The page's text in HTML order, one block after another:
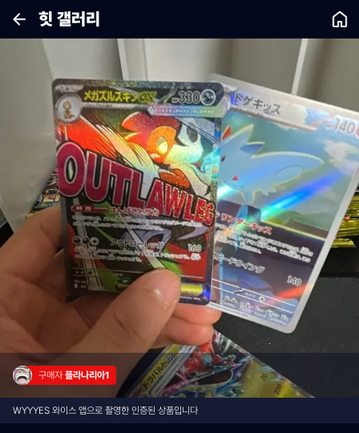
힛 갤러리
구매자 플라나리아1
WYYYES 와이스 앱으로 촬영한 인증된 상품입니다